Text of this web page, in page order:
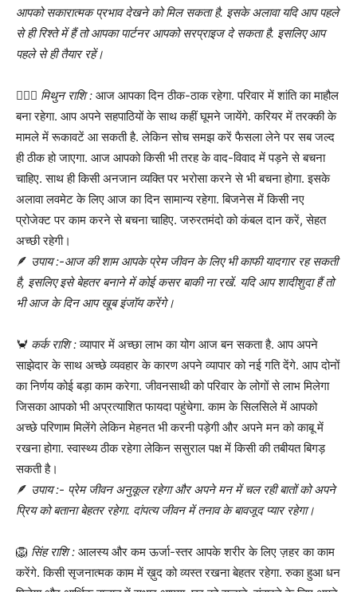
आपको सकारात्मक प्रभाव देखने को मिल सकता है. इसके अलावा यदि आप पहले
से ही रिश्ते में हैं तो आपका पार्टनर आपको सरप्राइज दे सकता है. इसलिए आप
पहले से ही तैयार रहें।
👩‍❤️‍👨 मिथुन राशि : आज आपका दिन ठीक-ठाक रहेगा. परिवार में शांति का माहौल
बना रहेगा. आप अपने सहपाठियों के साथ कहीं घूमने जायेंगे. करियर में तरक्की के
मामले में रूकावटें आ सकती है. लेकिन सोच समझ करें फैसला लेने पर सब जल्द
ही ठीक हो जाएगा. आज आपको किसी भी तरह के वाद-विवाद में पड़ने से बचना
चाहिए. साथ ही किसी अनजान व्यक्ति पर भरोसा करने से भी बचना होगा. इसके
अलावा लवमेट के लिए आज का दिन सामान्य रहेगा. बिजनेस में किसी नए
प्रोजेक्ट पर काम करने से बचना चाहिए. जरुरतमंदो को कंबल दान करें, सेहत
अच्छी रहेगी।
🪶 उपाय :-आज की शाम आपके प्रेम जीवन के लिए भी काफी यादगार रह सकती
है, इसलिए इसे बेहतर बनाने में कोई कसर बाकी ना रखें. यदि आप शादीशुदा हैं तो
भी आज के दिन आप खूब इंजॉय करेंगे।
🦀 कर्क राशि :व्यापार में अच्छा लाभ का योग आज बन सकता है. आप अपने
साझेदार के साथ अच्छे व्यवहार के कारण अपने व्यापार को नई गति देंगे. आप दोनों
का निर्णय कोई बड़ा काम करेगा. जीवनसाथी को परिवार के लोगों से लाभ मिलेगा
जिसका आपको भी अप्रत्याशित फायदा पहुंचेगा. काम के सिलसिले में आपको
अच्छे परिणाम मिलेंगे लेकिन मेहनत भी करनी पड़ेगी और अपने मन को काबू में
रखना होगा. स्वास्थ्य ठीक रहेगा लेकिन ससुराल पक्ष में किसी की तबीयत बिगड़
सकती है।
🪶 उपाय :- प्रेम जीवन अनुकूल रहेगा और अपने मन में चल रही बातों को अपने
प्रिय को बताना बेहतर रहेगा. दांपत्य जीवन में तनाव के बावजूद प्यार रहेगा।
🦁 सिंह राशि : आलस्य और कम ऊर्जा-स्तर आपके शरीर के लिए ज़हर का काम
करेंगे. किसी सृजनात्मक काम में ख़ुद को व्यस्त रखना बेहतर रहेगा. रुका हुआ धन